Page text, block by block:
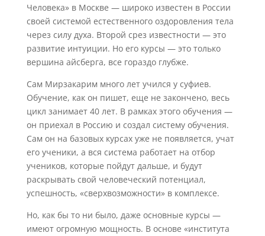
Человека» в Москве — широко известен в России
своей системой естественного оздоровления тела
через силу духа. Второй срез известности — это
развитие интуиции. Но его курсы — это только
вершина айсберга, все гораздо глубже.
Сам Мирзакарим много лет учился у суфиев.
Обучение, как он пишет, еще не закончено, весь
цикл занимает 40 лет. В рамках этого обучения —
он приехал в Россию и создал систему обучения.
Сам он на базовых курсах уже не появляется, учат
его ученики, а вся система работает на отбор
учеников, которые пойдут дальше, и будут
раскрывать свой человеческий потенциал,
успешность, «сверхвозможности» в комплексе.
Но, как бы то ни было, даже основные курсы —
имеют огромную мощность. В основе «института